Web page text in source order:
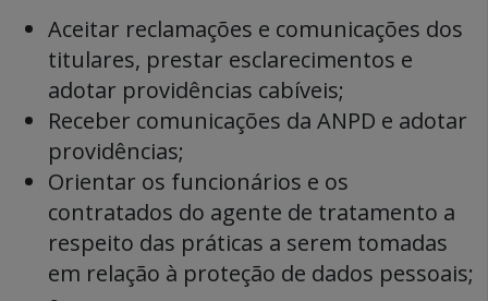
Aceitar reclamações e comunicações dos
titulares, prestar esclarecimentos e
adotar providências cabíveis;
Receber comunicações da ANPD e adotar
providências;
Orientar os funcionários e os
contratados do agente de tratamento a
respeito das práticas a serem tomadas
em relação à proteção de dados pessoais;